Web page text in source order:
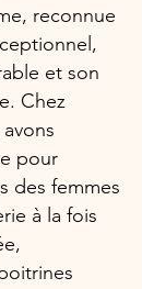
reconnue
et son
Chez
pour
des femmes
à la fois